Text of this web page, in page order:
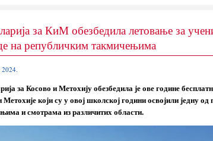
за КиМ обезбедила летовање за
на републичким такмичењима
2024.
за Косово и Метохију обезбедила је ове године
Метохије који су у овој школској години освојили једну
и смотрама из различитих области.